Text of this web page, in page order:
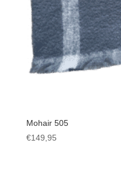
Mohair 505
€149,95